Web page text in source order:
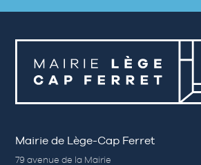
Mairie de Lège-Cap Ferret
79 avenue de la Mairie